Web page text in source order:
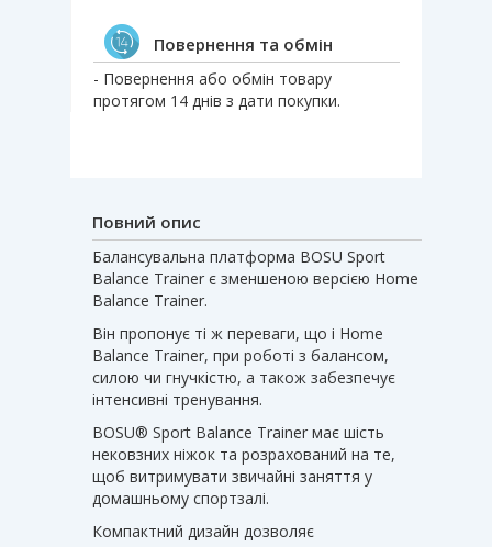
Повернення та обмін
- Повернення або обмін товару
протягом 14 днів з дати покупки.
Повний опис
Балансувальна платформа BOSU Sport
Balance Trainer є зменшеною версією Home
Balance Trainer.
Він пропонує ті ж переваги, що і Home
Balance Trainer, при роботі з балансом,
силою чи гнучкістю, а також забезпечує
інтенсивні тренування.
BOSU® Sport Balance Trainer має шість
нековзних ніжок та розрахований на те,
щоб витримувати звичайні заняття у
домашньому спортзалі.
Компактний дизайн дозволяє